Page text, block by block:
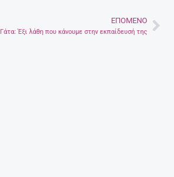
ΕΠΌΜΕΝΟ
Γάτα: Έξι λάθη που κάνουμε στην εκπαίδευσή τηςNext